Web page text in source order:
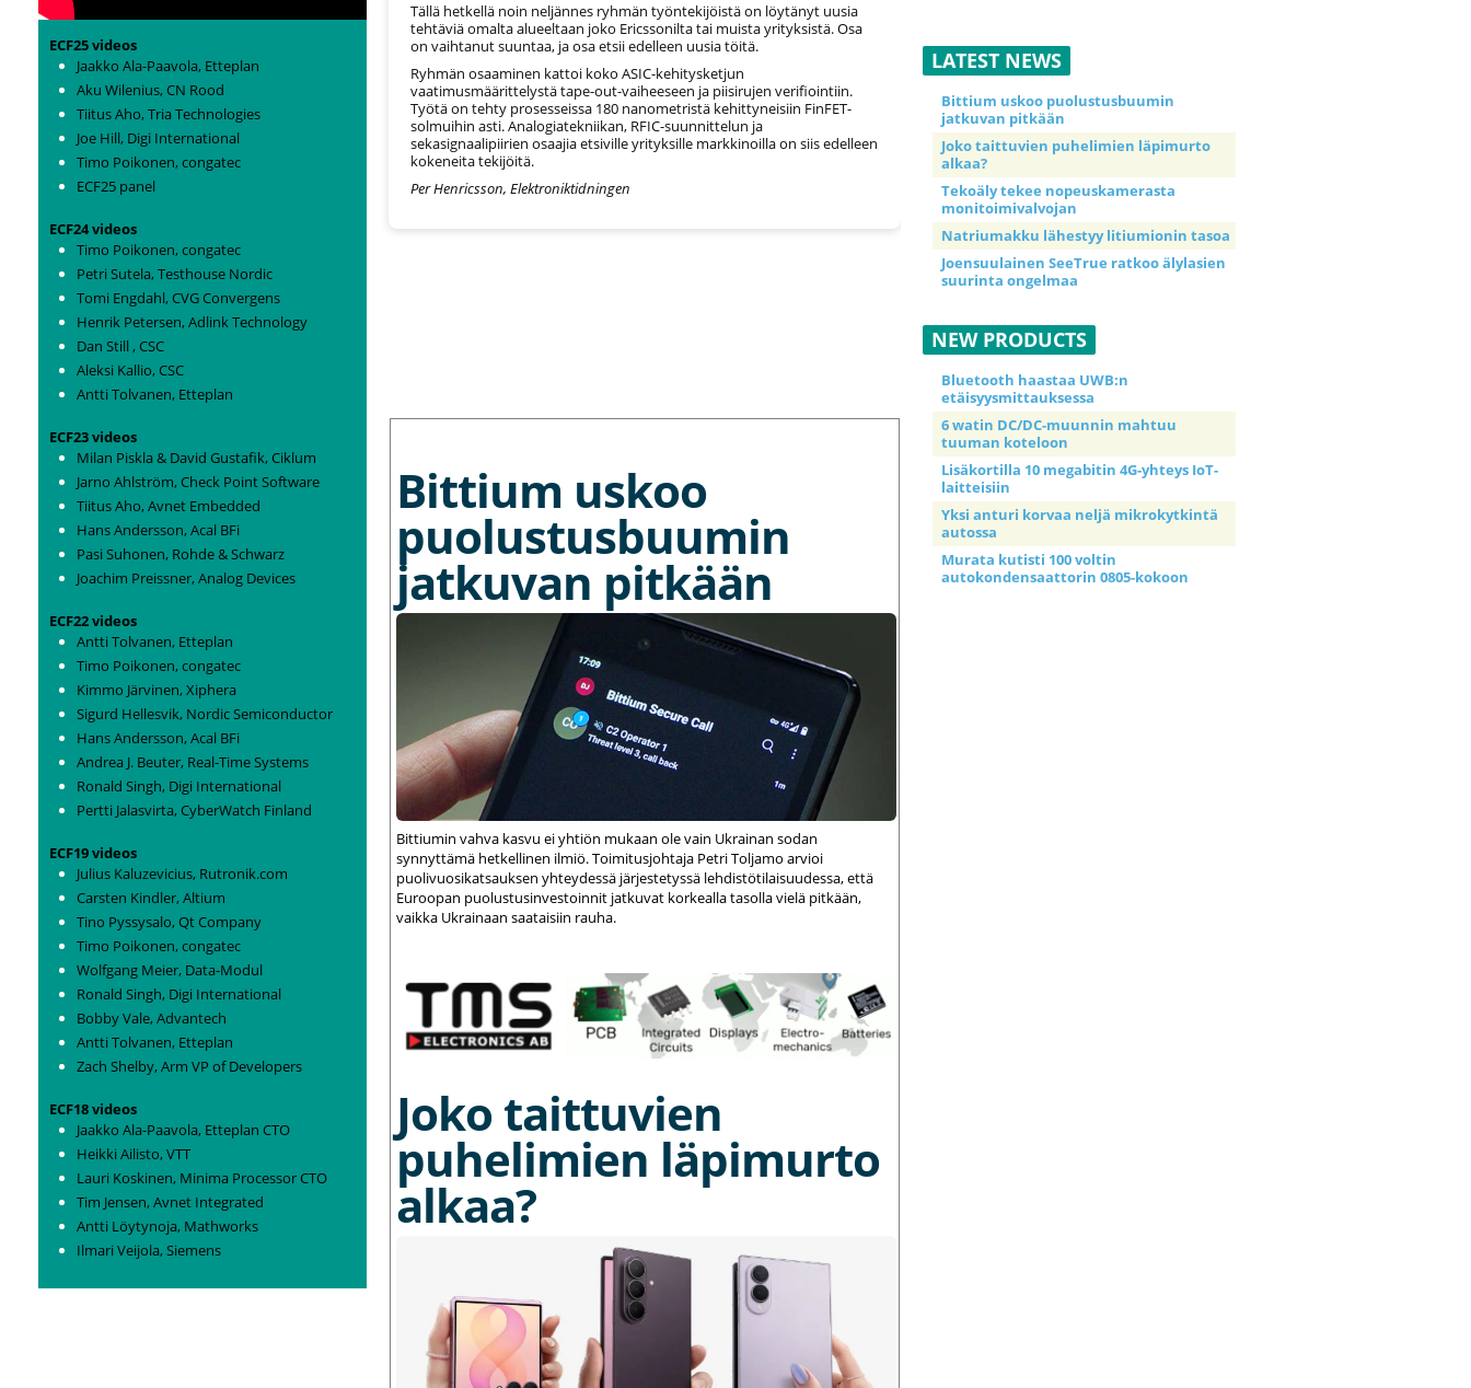
ECF25 videos
Jaakko Ala-Paavola, Etteplan
Aku Wilenius, CN Rood
Tiitus Aho, Tria Technologies
Joe Hill, Digi International
Timo Poikonen, congatec
ECF25 panel
ECF24 videos
Timo Poikonen, congatec
Petri Sutela, Testhouse Nordic
Tomi Engdahl, CVG Convergens
Henrik Petersen, Adlink Technology
Dan Still , CSC
Aleksi Kallio, CSC
Antti Tolvanen, Etteplan
ECF23 videos
Milan Piskla & David Gustafik, Ciklum
Jarno Ahlström, Check Point Software
Tiitus Aho, Avnet Embedded
Hans Andersson, Acal BFi
Pasi Suhonen, Rohde & Schwarz
Joachim Preissner, Analog Devices
ECF22 videos
Antti Tolvanen, Etteplan
Timo Poikonen, congatec
Kimmo Järvinen, Xiphera
Sigurd Hellesvik, Nordic Semiconductor
Hans Andersson, Acal BFi
Andrea J. Beuter, Real-Time Systems
Ronald Singh, Digi International
Pertti Jalasvirta, CyberWatch Finland
ECF19 videos
Julius Kaluzevicius, Rutronik.com
Carsten Kindler, Altium
Tino Pyssysalo, Qt Company
Timo Poikonen, congatec
Wolfgang Meier, Data-Modul
Ronald Singh, Digi International
Bobby Vale, Advantech
Antti Tolvanen, Etteplan
Zach Shelby, Arm VP of Developers
ECF18 videos
Jaakko Ala-Paavola, Etteplan CTO
Heikki Ailisto, VTT
Lauri Koskinen, Minima Processor CTO
Tim Jensen, Avnet Integrated
Antti Löytynoja, Mathworks
Ilmari Veijola, Siemens
Tällä hetkellä noin neljännes ryhmän työntekijöistä on löytänyt uusia
tehtäviä omalta alueeltaan joko Ericssonilta tai muista yrityksistä. Osa
on vaihtanut suuntaa, ja osa etsii edelleen uusia töitä.
Ryhmän osaaminen kattoi koko ASIC-kehitysketjun
vaatimusmäärittelystä tape-out-vaiheeseen ja piisirujen verifiointiin.
Työtä on tehty prosesseissa 180 nanometristä kehittyneisiin FinFET-
solmuihin asti. Analogiatekniikan, RFIC-suunnittelun ja
sekasignaalipiirien osaajia etsiville yrityksille markkinoilla on siis edelleen
kokeneita tekijöitä.
Per Henricsson, Elektroniktidningen
Bittium uskoo
puolustusbuumin
jatkuvan pitkään
Bittiumin vahva kasvu ei yhtiön mukaan ole vain Ukrainan sodan
synnyttämä hetkellinen ilmiö. Toimitusjohtaja Petri Toljamo arvioi
puolivuosikatsauksen yhteydessä järjestetyssä lehdistötilaisuudessa, että
Euroopan puolustusinvestoinnit jatkuvat korkealla tasolla vielä pitkään,
vaikka Ukrainaan saataisiin rauha.
Joko taittuvien
puhelimien läpimurto
alkaa?
LATEST NEWS
Bittium uskoo puolustusbuumin
jatkuvan pitkään
Joko taittuvien puhelimien läpimurto
alkaa?
Tekoäly tekee nopeuskamerasta
monitoimivalvojan
Natriumakku lähestyy litiumionin tasoa
Joensuulainen SeeTrue ratkoo älylasien
suurinta ongelmaa
NEW PRODUCTS
Bluetooth haastaa UWB:n
etäisyysmittauksessa
6 watin DC/DC-muunnin mahtuu
tuuman koteloon
Lisäkortilla 10 megabitin 4G-yhteys IoT-
laitteisiin
Yksi anturi korvaa neljä mikrokytkintä
autossa
Murata kutisti 100 voltin
autokondensaattorin 0805-kokoon